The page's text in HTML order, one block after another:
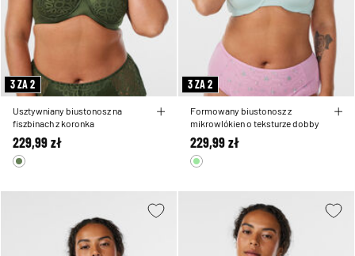
3 ZA 2
Usztywniany biustonosz na
fiszbinach z koronka
229,99 zł
3 ZA 2
Formowany biustonosz z
mikrowlókien o teksturze dobby
229,99 zł